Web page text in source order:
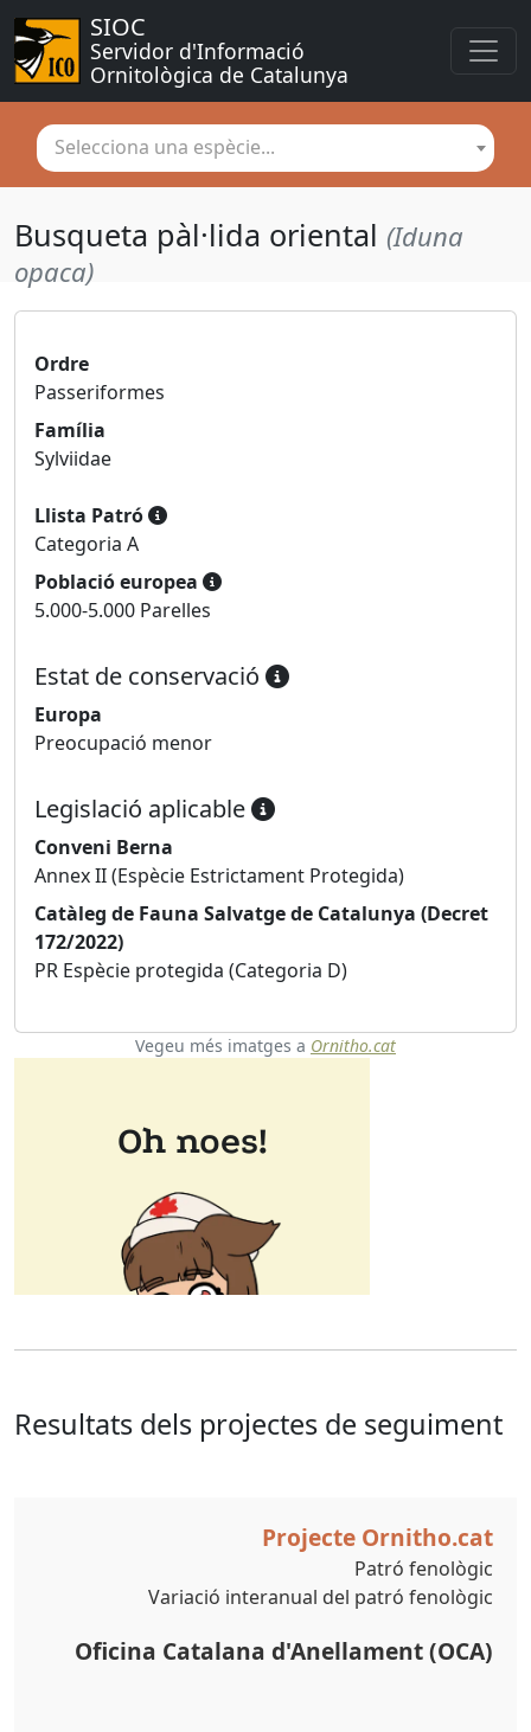
SIOC
Servidor d'Informació
Ornitològica de Catalunya
Selecciona una espècie...
Busqueta pàl·lida oriental (Iduna
opaca)
Ordre
Passeriformes
Família
Sylviidae
Llista Patró
Categoria A
Població europea
5.000-5.000 Parelles
Estat de conservació
Europa
Preocupació menor
Legislació aplicable
Conveni Berna
Annex II (Espècie Estrictament Protegida)
Catàleg de Fauna Salvatge de Catalunya (Decret
172/2022)
PR Espècie protegida (Categoria D)
Vegeu més imatges a Ornitho.cat
Resultats dels projectes de seguiment
Projecte Ornitho.cat
Patró fenològic
Variació interanual del patró fenològic
Oficina Catalana d'Anellament (OCA)